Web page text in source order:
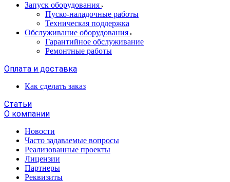
Запуск оборудования
Пуско-наладочные работы
Техническая поддержка
Обслуживание оборудования
Гарантийное обслуживание
Ремонтные работы
Оплата и доставка
Как сделать заказ
Статьи
О компании
Новости
Часто задаваемые вопросы
Реализованные проекты
Лицензии
Партнеры
Реквизиты